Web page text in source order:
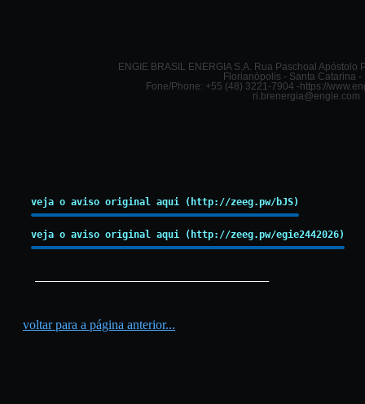
ENGIE BRASIL ENERGIA S.A. Rua Paschoal Apóstolo
Florianópolis - Santa Catarina -
Fone/Phone: +55 (48) 3221-7904 -https://
ri.brenergia@engie.com
veja o aviso original aqui (http://zeeg.pw/bJS)
veja o aviso original aqui (http://zeeg.pw/egie2442026)
voltar para a página anterior...